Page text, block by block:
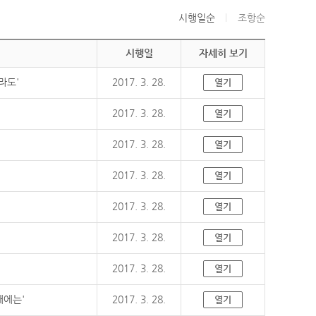
시행일순 조항순
시행일 자세히 보기
도' 2017. 3. 28. 열기
2017. 3. 28. 열기
2017. 3. 28. 열기
2017. 3. 28. 열기
2017. 3. 28. 열기
2017. 3. 28. 열기
2017. 3. 28. 열기
에는' 2017. 3. 28. 열기